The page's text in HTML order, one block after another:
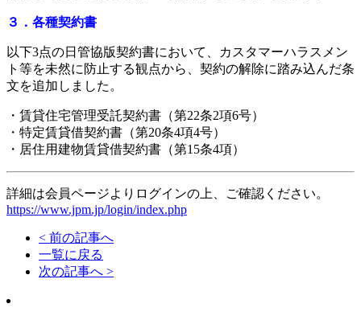
３．各種契約書
以下3点の日管協版契約書において、カスタマーハラスメン
ト等を未然に防止する観点から、契約の解除に踏み込んだ条
文を追加しました。
・ 賃貸住宅管理受託契約書（第22条2項6号）
・ 特定賃貸借契約書（第20条4項4号）
・居住用建物賃貸借契約書（第15条4項）
詳細は会員ページよりログインの上、ご確認ください。
https://www.jpm.jp/login/index.php
< 前の記事へ
一覧に戻る
次の記事へ >